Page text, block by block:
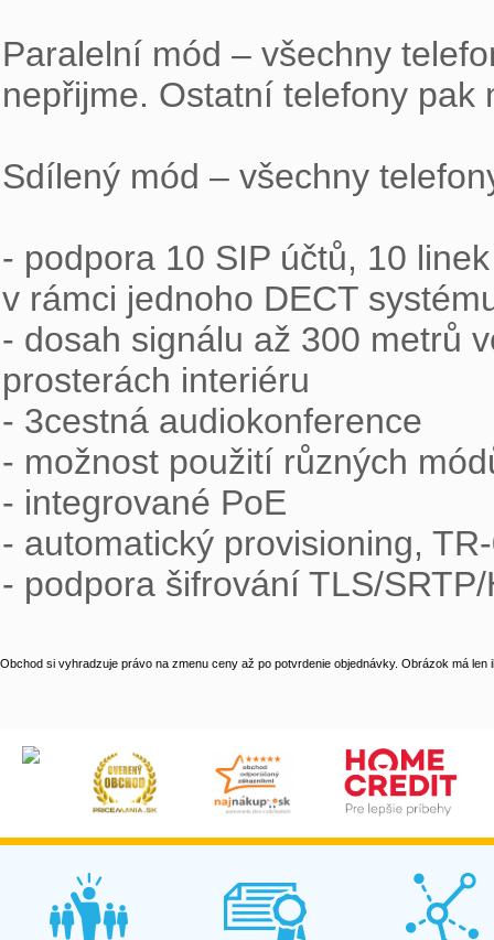
Paralelní mód – všechny
nepřijme. Ostatní telefony pak
Sdílený mód – všechny
- podpora 10 SIP účtů, 10
v rámci jednoho DECT
- dosah signálu až 300 metrů
prosterách interiéru
- 3cestná audiokonference
- možnost použití různých
- integrované PoE
- automatický provisioning,
- podpora šifrování TLS/
Obchod si vyhradzuje právo na zmenu ceny až po potvrdenie objednávky. Obrázok má len